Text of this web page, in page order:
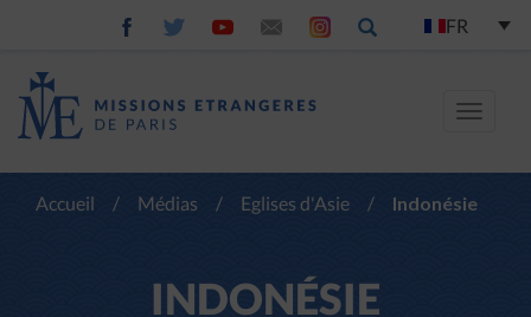
FR
Toggle
Accueil / Médias / Eglises d'Asie / Indonésie
INDONÉSIE